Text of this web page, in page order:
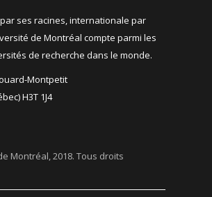
ses racines, internationale par
de Montréal compte parmi les
de recherche dans le monde.
Montpetit
H3T 1J4
Montréal, 2018. Tous droits